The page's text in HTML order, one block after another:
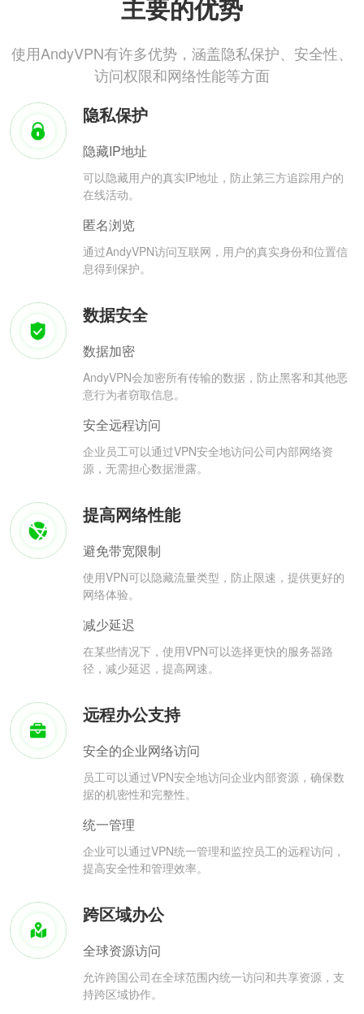
主要的优势
使用AndyVPN有许多优势，涵盖隐私保护、安全性、
访问权限和网络性能等方面
隐私保护
隐藏IP地址
可以隐藏用户的真实IP地址，防止第三方追踪用户的
在线活动。
匿名浏览
通过AndyVPN访问互联网，用户的真实身份和位置信
息得到保护。
数据安全
数据加密
AndyVPN会加密所有传输的数据，防止黑客和其他恶
意行为者窃取信息。
安全远程访问
企业员工可以通过VPN安全地访问公司内部网络资
源，无需担心数据泄露。
提高网络性能
避免带宽限制
使用VPN可以隐藏流量类型，防止限速，提供更好的
网络体验。
减少延迟
在某些情况下，使用VPN可以选择更快的服务器路
径，减少延迟，提高网速。
远程办公支持
安全的企业网络访问
员工可以通过VPN安全地访问企业内部资源，确保数
据的机密性和完整性。
统一管理
企业可以通过VPN统一管理和监控员工的远程访问，
提高安全性和管理效率。
跨区域办公
全球资源访问
允许跨国公司在全球范围内统一访问和共享资源，支
持跨区域协作。